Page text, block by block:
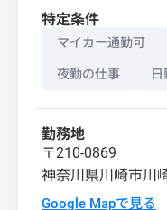
特定条件
マイカー通勤可
夜勤の仕事
勤務地
〒210-0869
神奈川県川崎市川
Google Mapで見る